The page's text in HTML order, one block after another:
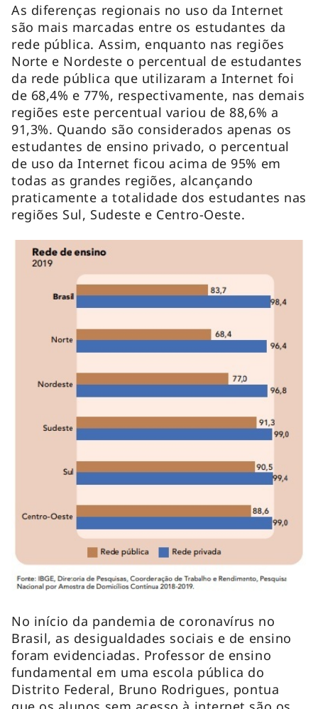
As diferenças regionais no uso da Internet
são mais marcadas entre os estudantes da
rede pública. Assim, enquanto nas regiões
Norte e Nordeste o percentual de estudantes
da rede pública que utilizaram a Internet foi
de 68,4% e 77%, respectivamente, nas demais
regiões este percentual variou de 88,6% a
91,3%. Quando são considerados apenas os
estudantes de ensino privado, o percentual
de uso da Internet ficou acima de 95% em
todas as grandes regiões, alcançando
praticamente a totalidade dos estudantes nas
regiões Sul, Sudeste e Centro-Oeste.
No início da pandemia de coronavírus no
Brasil, as desigualdades sociais e de ensino
foram evidenciadas. Professor de ensino
fundamental em uma escola pública do
Distrito Federal, Bruno Rodrigues, pontua